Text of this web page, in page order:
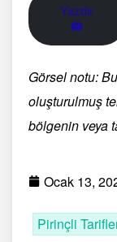
Yazdır
🖨
Görsel notu:
oluşturulmuş
bölgenin veya
Ocak 13,
Pirinçli